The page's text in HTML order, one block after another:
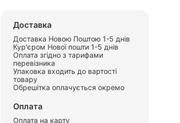
Доставка
Доставка Новою Поштою 1-5 днів
Кур'єром Нової пошти 1-5 днів
Оплата згідно з тарифами
перевізника
Упаковка входить до вартості
товару
Обрешітка оплачується окремо
Оплата
Оплата на карту